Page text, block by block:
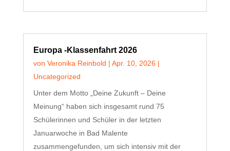
Europa -Klassenfahrt 2026
von Veronika Reinbold | Apr. 10, 2026|
Uncategorized
Unter dem Motto „Deine Zukunft – Deine
Meinung“ haben sich insgesamt rund 75
Schülerinnen und Schüler in der letzten
Januarwoche in Bad Malente
zusammengefunden, um sich intensiv mit der